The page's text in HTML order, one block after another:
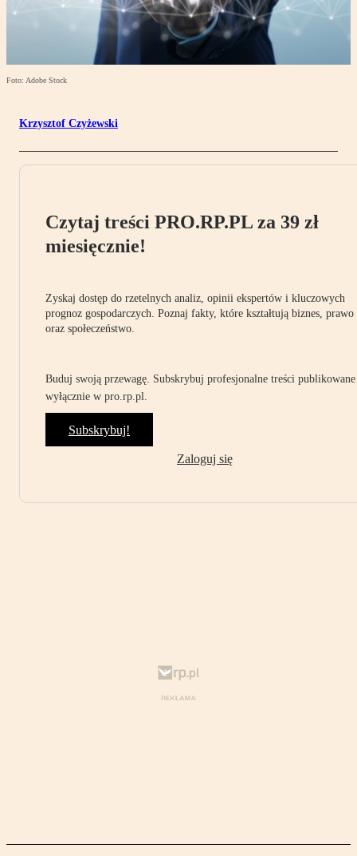
Foto: Adobe Stock
Krzysztof Czyżewski
Czytaj treści PRO.RP.PL za 39 zł
miesięcznie!
Zyskaj dostęp do rzetelnych analiz, opinii ekspertów i kluczowych
prognoz gospodarczych. Poznaj fakty, które kształtują biznes, prawo
oraz społeczeństwo.
Buduj swoją przewagę. Subskrybuj profesjonalne treści publikowane
wyłącznie w pro.rp.pl.
Subskrybuj!
Zaloguj się